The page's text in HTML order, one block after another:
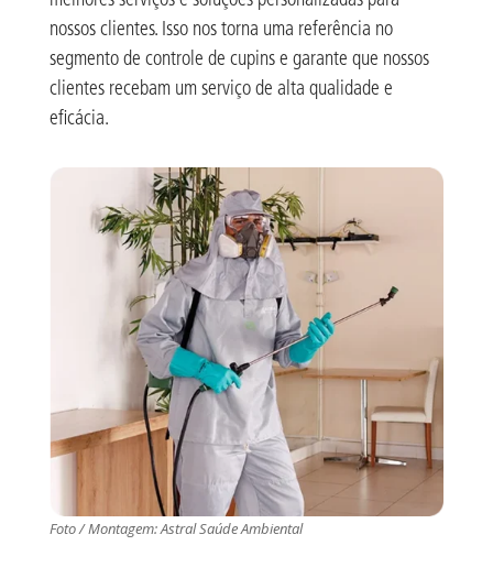
nossos clientes. Isso nos torna uma referência no
segmento de controle de cupins e garante que nossos
clientes recebam um serviço de alta qualidade e
eficácia.
Foto / Montagem: Astral Saúde Ambiental